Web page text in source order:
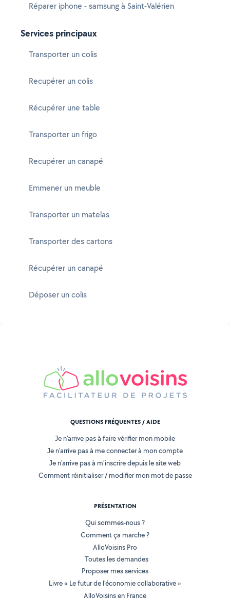
Réparer iphone - samsung à Saint-Valérien
Services principaux
Transporter un colis
Recupérer un colis
Récupérer une table
Transporter un frigo
Recupérer un canapé
Emmener un meuble
Transporter un matelas
Transporter des cartons
Récupérer un canapé
Déposer un colis
QUESTIONS FRÉQUENTES / AIDE
Je n'arrive pas à faire vérifier mon mobile
Je n'arrive pas à me connecter à mon compte
Je n'arrive pas à m'inscrire depuis le site web
Comment réinitialiser / modifier mon mot de passe
PRÉSENTATION
Qui sommes-nous ?
Comment ça marche ?
AlloVoisins Pro
Toutes les demandes
Proposer mes services
Livre « Le futur de l'économie collaborative »
AlloVoisins en France